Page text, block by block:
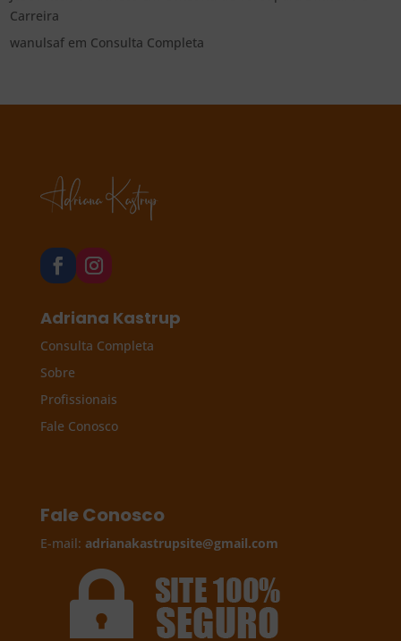
Carreira
wanulsaf em Consulta Completa
Adriana Kastrup
Consulta Completa
Sobre
Profissionais
Fale Conosco
Fale Conosco
E-mail: adrianakastrupsite@gmail.com